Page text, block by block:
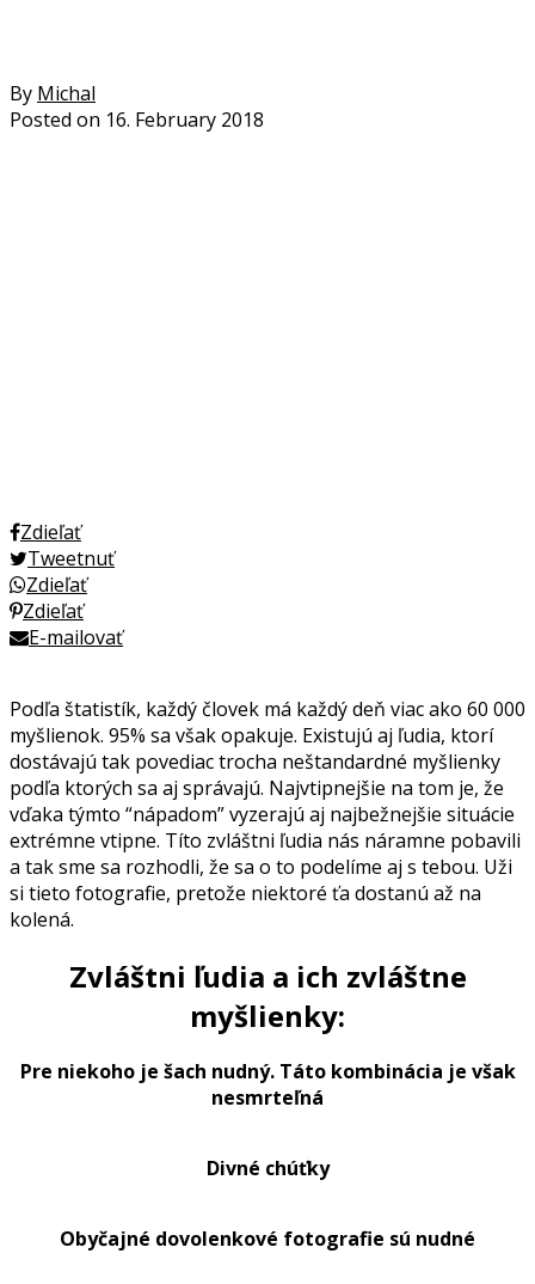
By Michal
Posted on 16. February 2018
Zdieľať
Tweetnuť
Zdieľať
Zdieľať
E-mailovať
Podľa štatistík, každý človek má každý deň viac ako 60 000
myšlienok. 95% sa však opakuje. Existujú aj ľudia, ktorí
dostávajú tak povediac trocha neštandardné myšlienky
podľa ktorých sa aj správajú. Najvtipnejšie na tom je, že
vďaka týmto “nápadom” vyzerajú aj najbežnejšie situácie
extrémne vtipne. Títo zvláštni ľudia nás náramne pobavili
a tak sme sa rozhodli, že sa o to podelíme aj s tebou. Uži
si tieto fotografie, pretože niektoré ťa dostanú až na
kolená.
Zvláštni ľudia a ich zvláštne
myšlienky:
Pre niekoho je šach nudný. Táto kombinácia je však
nesmrteľná
Divné chúťky
Obyčajné dovolenkové fotografie sú nudné